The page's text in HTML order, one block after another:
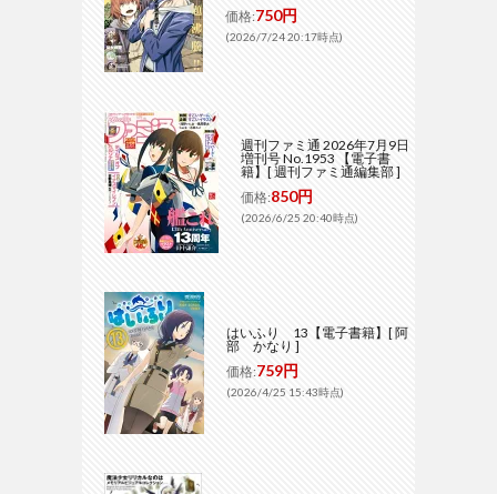
価格:750円
(2026/7/24 20:17時点)
週刊ファミ通 2026年7月9日
増刊号 No.1953 【電子書
籍】[ 週刊ファミ通編集部 ]
価格:850円
(2026/6/25 20:40時点)
はいふり 13【電子書籍】[ 阿
部 かなり ]
価格:759円
(2026/4/25 15:43時点)